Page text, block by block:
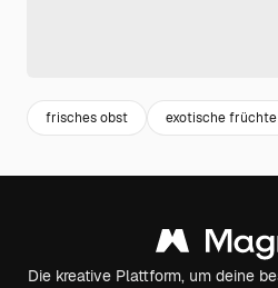
frisches obst exotische früchte
Die kreative Plattform, um deine